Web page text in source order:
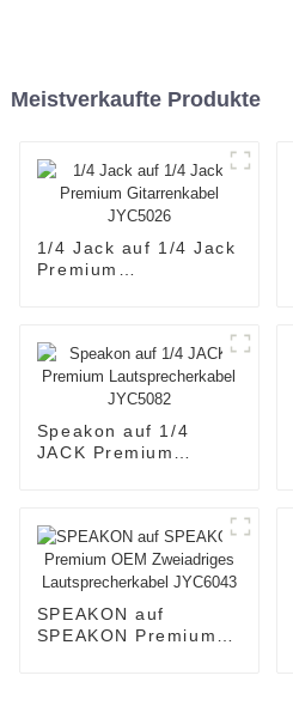
Meistverkaufte Produkte
1/4 Jack auf 1/4 Jack
Premium
Speakon auf 1/4
JACK Premium
SPEAKON auf
SPEAKON Premium